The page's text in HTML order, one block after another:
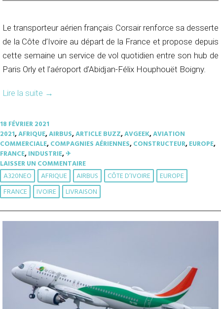
Le transporteur aérien français Corsair renforce sa desserte
de la Côte d’Ivoire au départ de la France et propose depuis
cette semaine un service de vol quotidien entre son hub de
Paris Orly et l’aéroport d’Abidjan-Félix Houphouët Boigny.
Lire la suite →
18 FÉVRIER 2021
2021,AFRIQUE,AIRBUS,ARTICLE BUZZ,AVGEEK,AVIATION
COMMERCIALE,COMPAGNIES AÉRIENNES,CONSTRUCTEUR,EUROPE,
FRANCE,INDUSTRIE,✈︎
LAISSER UN COMMENTAIRE
A320NEO AFRIQUE AIRBUS CÔTE D’IVOIRE
EUROPE
FRANCE
IVOIRE LIVRAISON